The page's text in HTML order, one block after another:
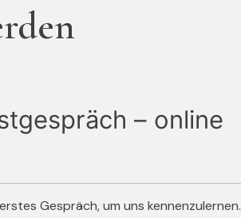
– online
Gespräch, um uns kennenzulernen.